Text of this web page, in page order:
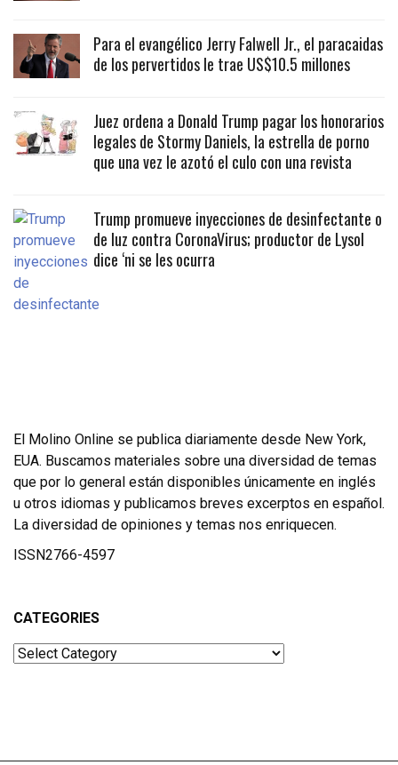
Para el evangélico Jerry Falwell Jr., el paracaidas
de los pervertidos le trae US$10.5 millones
Juez ordena a Donald Trump pagar los honorarios
legales de Stormy Daniels, la estrella de porno
que una vez le azotó el culo con una revista
Trump promueve inyecciones de desinfectante o
de luz contra CoronaVirus; productor de Lysol
dice ‘ni se les ocurra
El Molino Online se publica diariamente desde New York,
EUA. Buscamos materiales sobre una diversidad de temas
que por lo general están disponibles únicamente en inglés
u otros idiomas y publicamos breves excerptos en español.
La diversidad de opiniones y temas nos enriquecen.
ISSN2766-4597
CATEGORIES
Categories